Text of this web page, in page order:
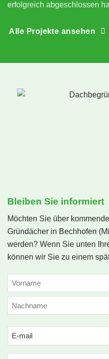
erfolgreich abgeschlossen
Alle Projekte ansehen
Bleiben Sie informiert
Möchten Sie über
Gründächer in Bechhofen
werden? Wenn Sie unten
können wir Sie zu einem
NAME
(ERFORDERLICH)
Email
(erforderlich)